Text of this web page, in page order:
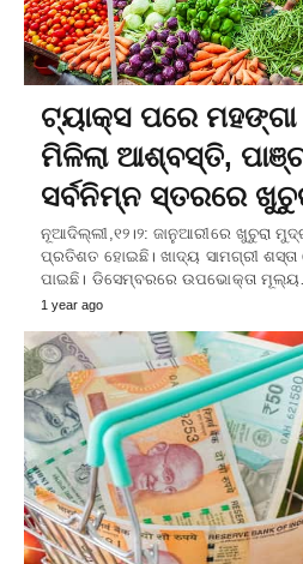
ଟ୍ୟାକ୍ସ ପରେ
ମିଳିଲା ଆଶ୍ବସ୍ତି,
ସର୍ବନିମ୍ନ ସ୍ତରରେ
ନୂଆଦିଲ୍ଲୀ,୧୨।୨: ଜାନୁଆରୀରେ ଖୁଚୁରା
ପ୍ରତିଶତ ହୋଇଛି। ଖାଦ୍ୟ ସାମଗ୍ରୀ ଶସ୍ତା
ପାଇଛି। ଡିସେମ୍ବରରେ ଉପଭୋକ୍ତା
1 year ago